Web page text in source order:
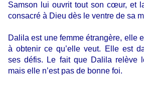
Samson lui ouvrit tout son cœur, et
consacré à Dieu dès le ventre de sa
Dalila est une femme étrangère, elle
à obtenir ce qu’elle veut. Elle est
ses défis. Le fait que Dalila relève
mais elle n’est pas de bonne foi.